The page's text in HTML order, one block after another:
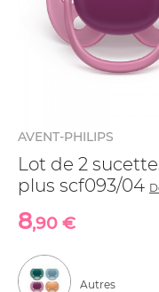
AVENT-PHILIPS
Lot de 2
plus scf093/04
8,90 €
Autres